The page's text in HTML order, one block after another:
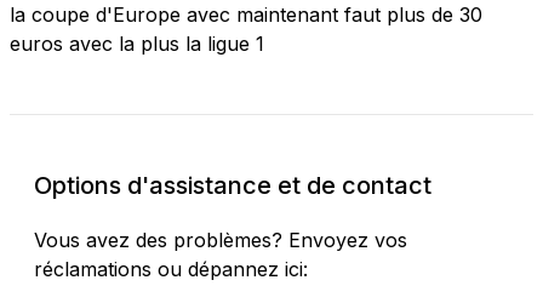
la coupe d'Europe avec maintenant faut plus de 30
euros avec la plus la ligue 1
Options d'assistance et de contact
Vous avez des problèmes? Envoyez vos
réclamations ou dépannez ici: